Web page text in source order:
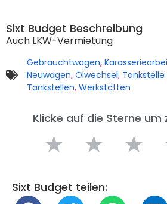
Sixt Budget Beschreibung
Auch LKW-Vermietung
Gebrauchtwagen,
Neuwagen, Ölwechsel, Tankstelle
Tankstellen, Werkstätten
Klicke auf die Sterne um
★ ★ ★
Sixt Budget teilen: